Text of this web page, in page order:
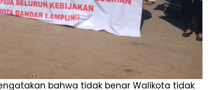
bahwa tidak benar Walikota tidak